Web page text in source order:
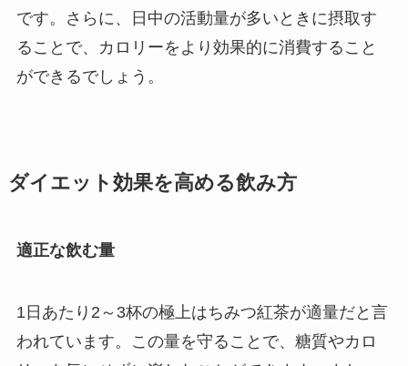
です。さらに、日中の活動量が多いときに摂取す
ることで、カロリーをより効果的に消費すること
ができるでしょう。
ダイエット効果を高める飲み方
適正な飲む量
1日あたり2～3杯の極上はちみつ紅茶が適量だと言
われています。この量を守ることで、糖質やカロ